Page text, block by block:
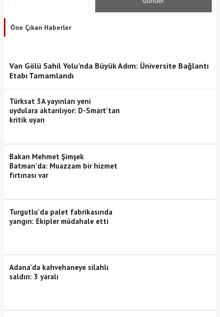
Öne Çıkan Haberler
Van Gölü Sahil Yolu’nda Büyük Adım: Üniversite Bağlantı
Etabı Tamamlandı
Türksat 3A yayınları yeni
uydulara aktarılıyor: D-Smart'tan
kritik uyarı
Bakan Mehmet Şimşek
Batman'da: Muazzam bir hizmet
fırtınası var
Turgutlu'da palet fabrikasında
yangın: Ekipler müdahale etti
Adana’da kahvehaneye silahlı
saldırı: 3 yaralı